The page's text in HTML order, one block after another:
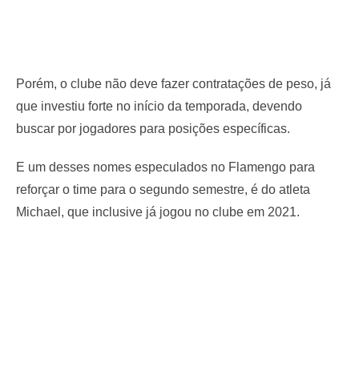
Porém, o clube não deve fazer contratações de peso, já
que investiu forte no início da temporada, devendo
buscar por jogadores para posições específicas.
E um desses nomes especulados no Flamengo para
reforçar o time para o segundo semestre, é do atleta
Michael, que inclusive já jogou no clube em 2021.